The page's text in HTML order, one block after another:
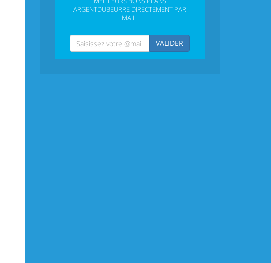
ARGENTDUBEURRE DIRECTEMENT PAR
MAIL.
VALIDER